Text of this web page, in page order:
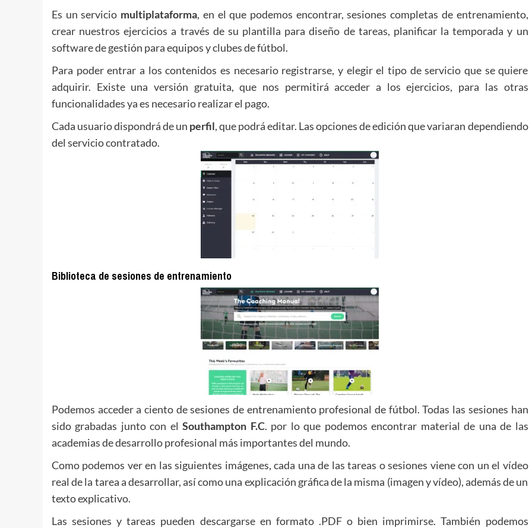
Es un servicio multiplataforma, en el que podemos encontrar, sesiones completas de entrenamiento,
crear nuestros ejercicios a través de su plantilla para diseño de tareas, planificar la temporada y un
software de gestión para equipos y clubes de fútbol.
Para poder entrar a los contenidos es necesario registrarse, y elegir el tipo de servicio que se quiere
adquirir. Existe una versión gratuita, que nos permitirá acceder a los ejercicios, para las otras
funcionalidades ya es necesario realizar el pago.
Cada usuario dispondrá de un perfil, que podrá editar. Las opciones de edición que variaran dependiendo
del servicio contratado.
Biblioteca de sesiones de entrenamiento
Podemos acceder a ciento de sesiones de entrenamiento profesional de fútbol. Todas las sesiones han
sido grabadas junto con elSouthampton F.C. por lo que podemos encontrar material de una de las
academias de desarrollo profesional más importantes del mundo.
Como podemos ver en las siguientes imágenes, cada una de las tareas o sesiones viene con un el vídeo
real de la tarea a desarrollar, así como una explicación gráfica de la misma (imagen y vídeo), además de un
texto explicativo.
Las sesiones y tareas pueden descargarse en formato .PDF o bien imprimirse. También podemos